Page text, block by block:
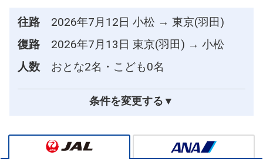
往路
2026年7月12日 小松 → 東京(羽田)
復路
2026年7月13日 東京(羽田) → 小松
人数
おとな2名・こども0名
条件を変更する▼